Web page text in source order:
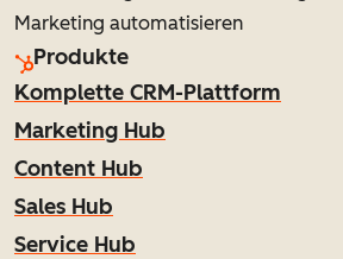
Marketing automatisieren
Produkte
Komplette CRM-Plattform
Marketing Hub
Content Hub
Sales Hub
Service Hub